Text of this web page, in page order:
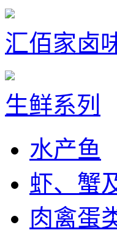
汇佰家卤
生鲜系列
水产鱼
虾、蟹
肉禽蛋